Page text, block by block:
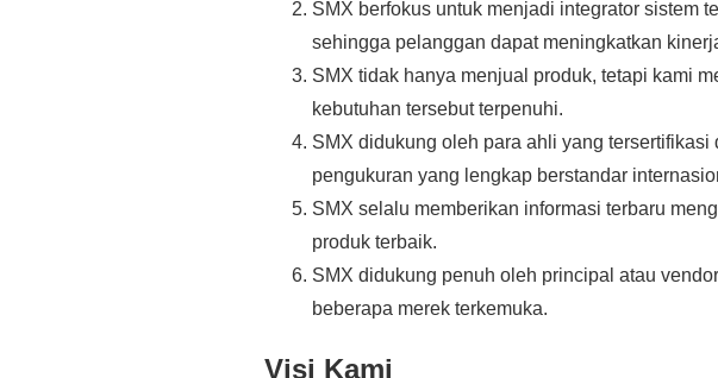
SMX berfokus untuk menjadi integrator sistem
sehingga pelanggan dapat meningkatkan
SMX tidak hanya menjual produk, tetapi kami
kebutuhan tersebut terpenuhi.
SMX didukung oleh para ahli yang
pengukuran yang lengkap berstandar
SMX selalu memberikan informasi terbaru
produk terbaik.
SMX didukung penuh oleh principal atau
beberapa merek terkemuka.
Visi Kami